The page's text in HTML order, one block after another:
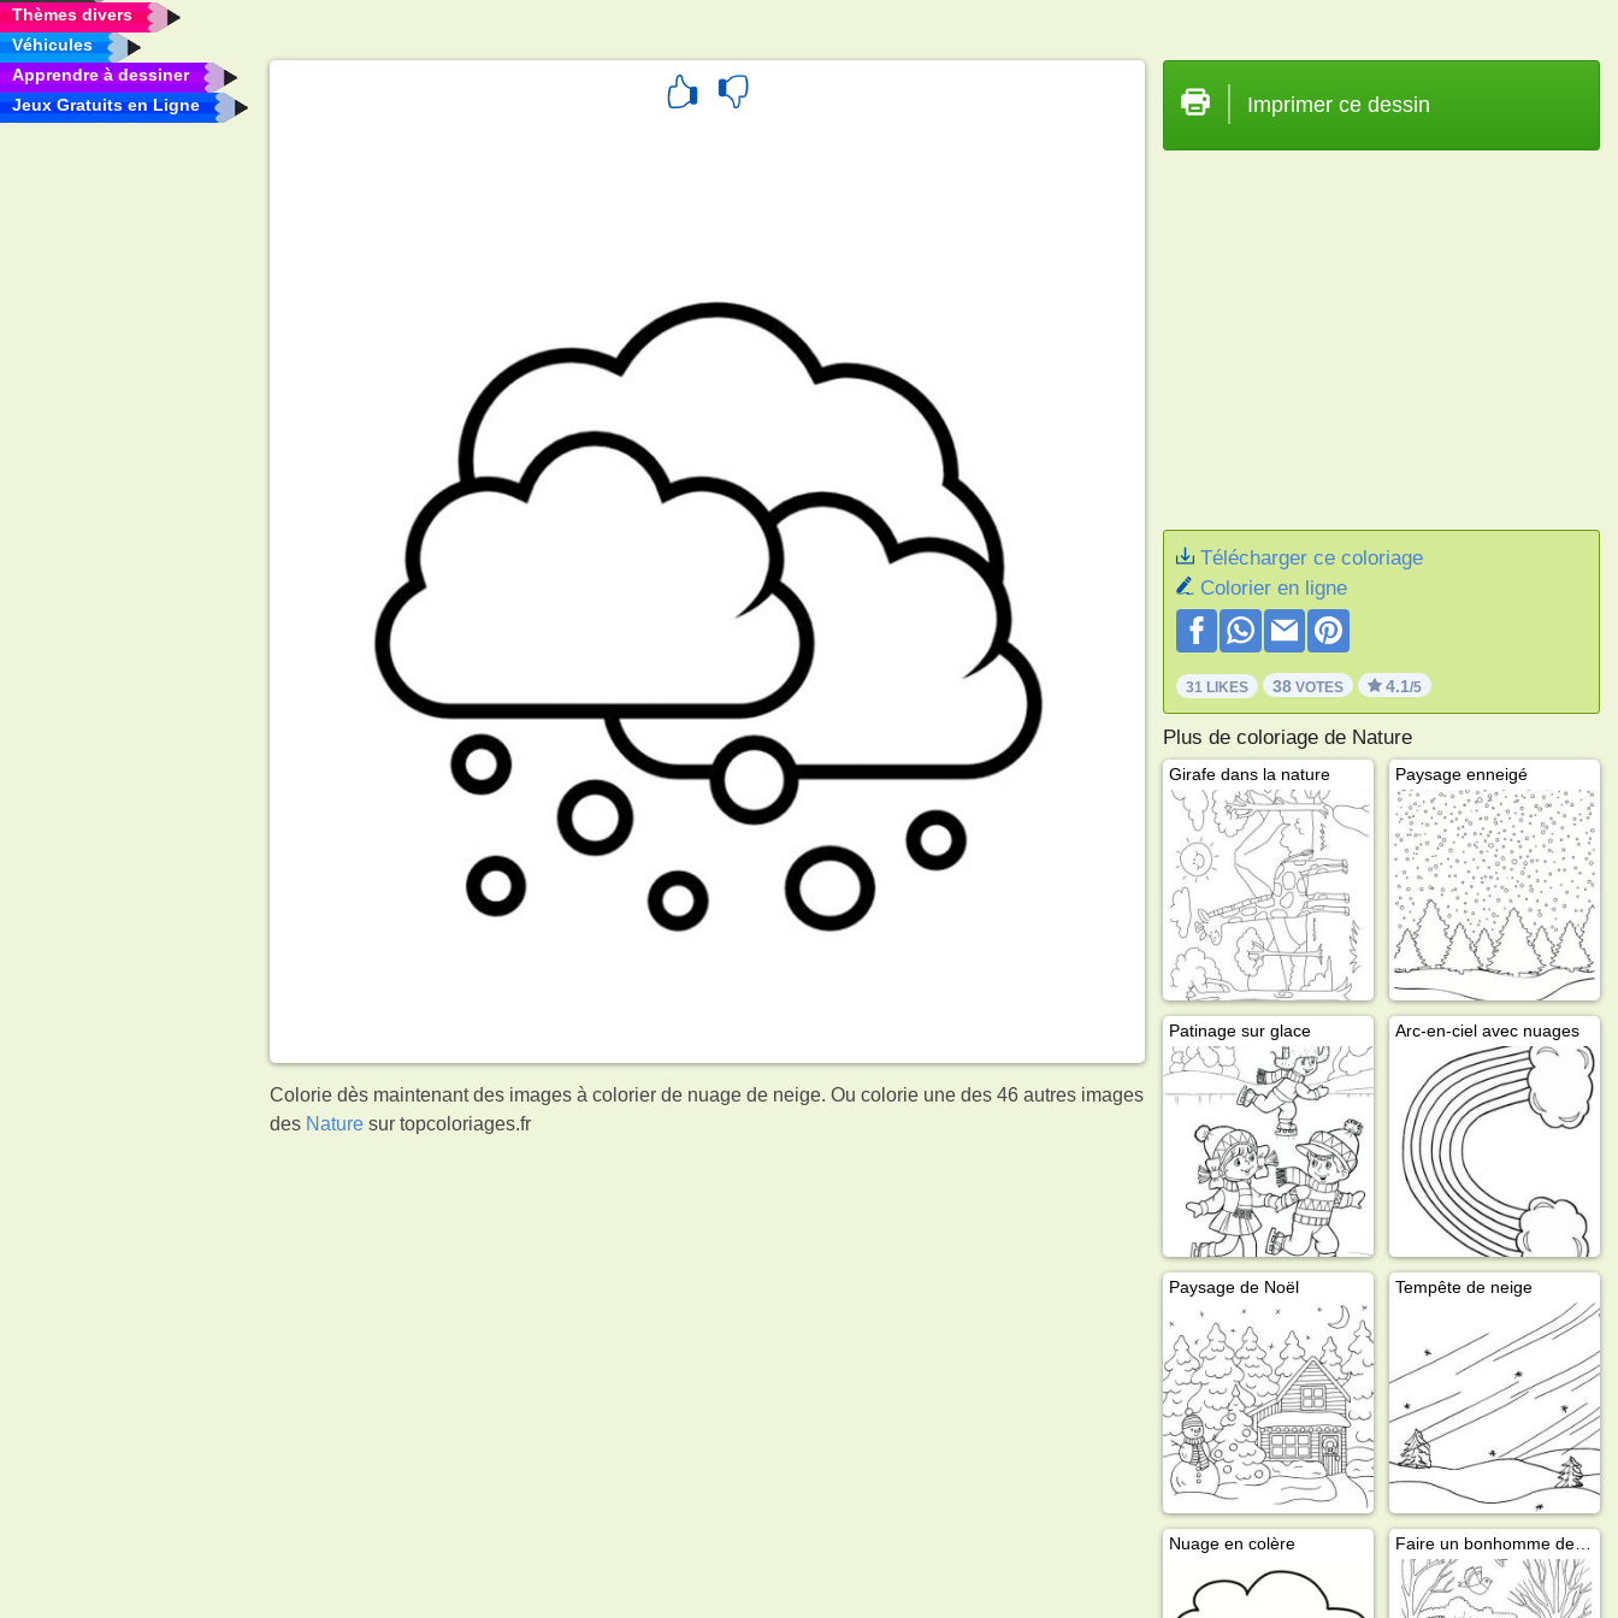
Thèmes divers
Véhicules
Apprendre à dessiner
Jeux Gratuits en Ligne
Colorie dès maintenant des images à colorier de nuage de neige. Ou colorie une des 46 autres images
des Nature sur topcoloriages.fr
Imprimer ce dessin
Télécharger ce coloriage
Colorier en ligne
31 LIKES 38VOTES 4.1/5
Plus de coloriage de Nature
Girafe dans la nature Paysage enneigé
Patinage sur glace Arc-en-ciel avec nuages
Paysage de Noël Tempête de neige
Nuage en colère Faire un bonhomme de neige